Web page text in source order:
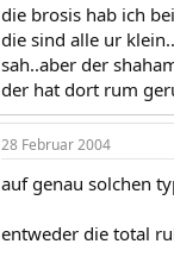
die brosis hab ich
die sind alle ur
sah..aber der
der hat dort rum
28 Februar 2004
auf genau solchen
entweder die total